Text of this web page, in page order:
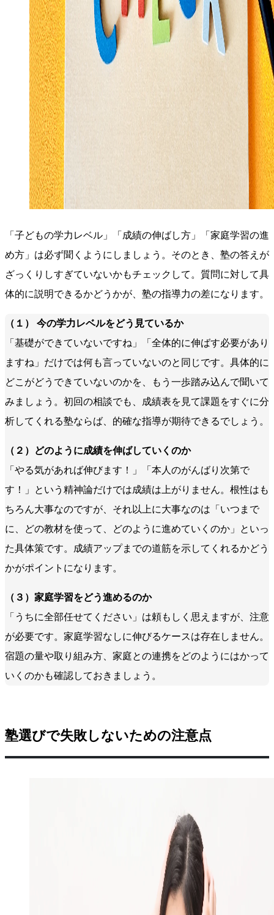
「子どもの学力レベル」「成績の伸ばし方」「家庭学習の進
め方」は必ず聞くようにしましょう。そのとき、塾の答えが
ざっくりしすぎていないかもチェックして。質問に対して具
体的に説明できるかどうかが、塾の指導力の差になります。
（１） 今の学力レベルをどう見ているか
「基礎ができていないですね」「全体的に伸ばす必要があり
ますね」だけでは何も言っていないのと同じです。具体的に
どこがどうできていないのかを、もう一歩踏み込んで聞いて
みましょう。初回の相談でも、成績表を見て課題をすぐに分
析してくれる塾ならば、的確な指導が期待できるでしょう。
（２）どのように成績を伸ばしていくのか
「やる気があれば伸びます！」「本人のがんばり次第で
す！」という精神論だけでは成績は上がりません。根性はも
ちろん大事なのですが、それ以上に大事なのは「いつまで
に、どの教材を使って、どのように進めていくのか」といっ
た具体策です。成績アップまでの道筋を示してくれるかどう
かがポイントになります。
（３）家庭学習をどう進めるのか
「うちに全部任せてください」は頼もしく思えますが、注意
が必要です。家庭学習なしに伸びるケースは存在しません。
宿題の量や取り組み方、家庭との連携をどのようにはかって
いくのかも確認しておきましょう。
塾選びで失敗しないための注意点